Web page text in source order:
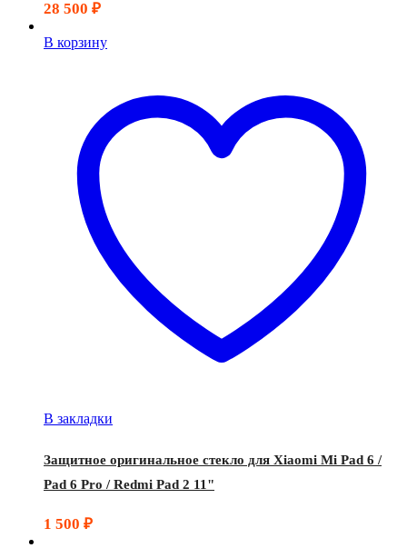
28 500 ₽
В корзину
В закладки
Защитное оригинальное стекло для Xiaomi Mi Pad 6 /
Pad 6 Pro / Redmi Pad 2 11"
1 500 ₽